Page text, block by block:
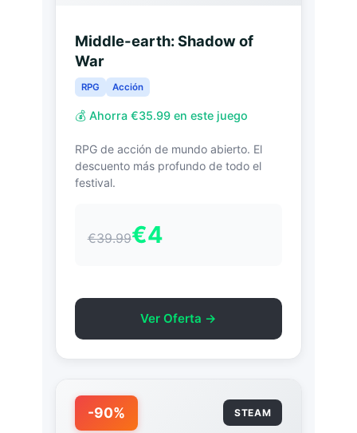
Middle-earth: Shadow of
War
RPG Acción
💰 Ahorra €35.99 en este juego
RPG de acción de mundo abierto. El
descuento más profundo de todo el
festival.
€39.99€4
Ver Oferta →
-90% STEAM